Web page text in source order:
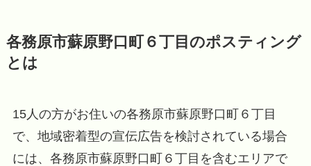
各務原市蘇原野口町６丁目のポスティング
とは
15人の方がお住いの各務原市蘇原野口町６丁目
で、地域密着型の宣伝広告を検討されている場合
には、各務原市蘇原野口町６丁目を含むエリアで